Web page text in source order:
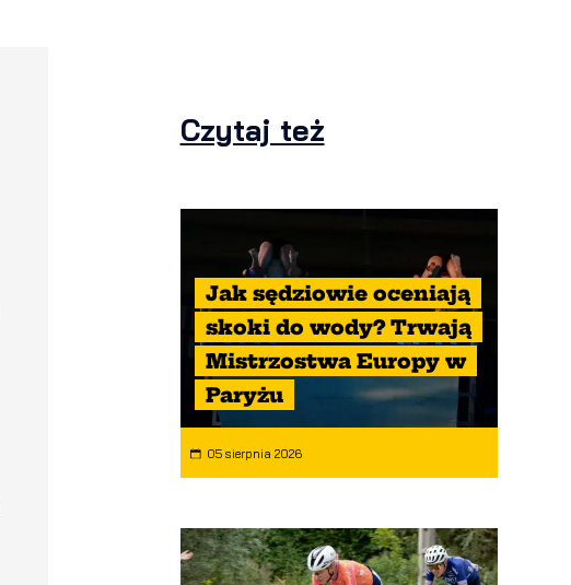
Czytaj też
Jak sędziowie oceniają
skoki do wody? Trwają
Mistrzostwa Europy w
Paryżu
05 sierpnia 2026